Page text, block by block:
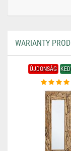
WARIANTY
ÚJDONSÁG